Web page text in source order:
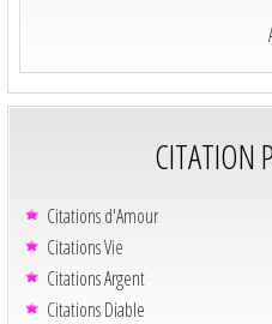
CITATION
Citations d'Amour
Citations Vie
Citations Argent
Citations Diable